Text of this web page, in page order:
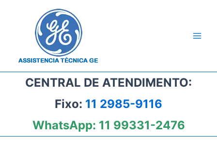
CENTRAL DE ATENDIMENTO:
Fixo: 11 2985-9116
WhatsApp: 11 99331-2476